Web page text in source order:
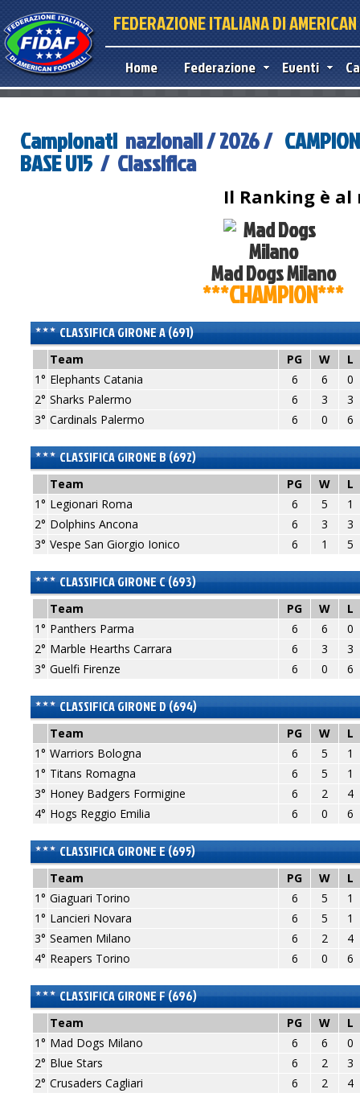
FEDERAZIONE ITALIANA DI
Home Federazione Eventi
Campionati nazionali / 2026 /
BASE U15/ Classifica
Il Ranking è al
Mad Dogs Milano
***CHAMPION***
CLASSIFICA GIRONE A (691)
Team PG W
L
1° Elephants Catania 6 6
0
2° Sharks Palermo 6 3
3
3° Cardinals Palermo 6 0 6
CLASSIFICA GIRONE B (692)
Team PG W
L
1° Legionari Roma 6 5
1
2° Dolphins Ancona 6 3
3
3° Vespe San Giorgio Ionico 6 1 5
CLASSIFICA GIRONE C (693)
Team PG W
L
1° Panthers Parma 6 6
0
2° Marble Hearths Carrara 6 3
3
3° Guelfi Firenze 6 0 6
CLASSIFICA GIRONE D (694)
Team PG W
L
1° Warriors Bologna 6 5
1
1° Titans Romagna 6 5
1
3° Honey Badgers Formigine 6 2
4
4° Hogs Reggio Emilia 6 0 6
CLASSIFICA GIRONE E (695)
Team PG W
L
1° Giaguari Torino 6 5
1
1° Lancieri Novara 6 5
1
3° Seamen Milano 6 2
4
4° Reapers Torino 6 0 6
CLASSIFICA GIRONE F (696)
Team PG W
L
1° Mad Dogs Milano 6 6
0
2° Blue Stars 6 2
3
2° Crusaders Cagliari 6 2
4